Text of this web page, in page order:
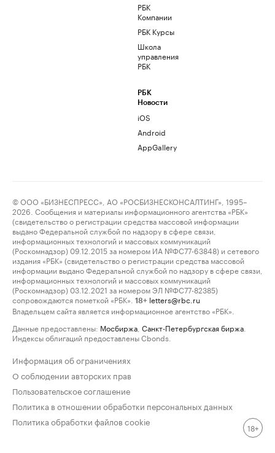
РБК
Компании
РБК Курсы
Школа
управления
РБК
РБК
Новости
iOS
Android
AppGallery
© ООО «БИЗНЕСПРЕСС», АО «РОСБИЗНЕСКОНСАЛТИНГ», 1995–
2026. Сообщения и материалы информационного агентства «РБК»
(свидетельство о регистрации средства массовой информации
выдано Федеральной службой по надзору в сфере связи,
информационных технологий и массовых коммуникаций
(Роскомнадзор) 09.12.2015 за номером ИА №ФС77-63848) и сетевого
издания «РБК» (свидетельство о регистрации средства массовой
информации выдано Федеральной службой по надзору в сфере связи,
информационных технологий и массовых коммуникаций
(Роскомнадзор) 03.12.2021 за номером ЭЛ №ФС77-82385)
сопровождаются пометкой «РБК».
18+ letters@rbc.ru
Владельцем сайта является информационное агентство «РБК».
Данные предоставлены: Мосбиржа Санкт-Петербургская биржа
Индексы облигаций предоставлены Cbonds.
Информация об ограничениях
О соблюдении авторских прав
Пользовательское соглашение
Политика в отношении обработки персональных данных
Политика обработки файлов cookie
18+